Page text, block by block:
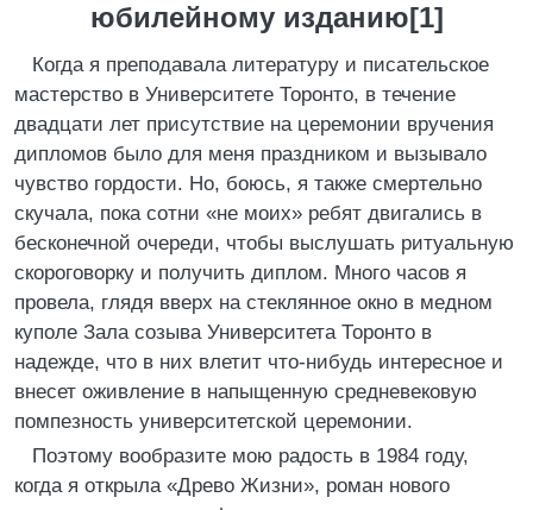
юбилейному изданию[1]
Когда я преподавала литературу и писательское
мастерство в Университете Торонто, в течение
двадцати лет присутствие на церемонии вручения
дипломов было для меня праздником и вызывало
чувство гордости. Но, боюсь, я также смертельно
скучала, пока сотни «не моих» ребят двигались в
бесконечной очереди, чтобы выслушать ритуальную
скороговорку и получить диплом. Много часов я
провела, глядя вверх на стеклянное окно в медном
куполе Зала созыва Университета Торонто в
надежде, что в них влетит что-нибудь интересное и
внесет оживление в напыщенную средневековую
помпезность университетской церемонии.
Поэтому вообразите мою радость в 1984 году,
когда я открыла «Древо Жизни», роман нового